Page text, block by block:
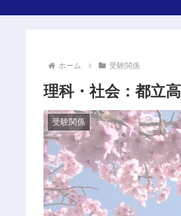
ホーム 受験関係
理科・社会：都立
受験関係